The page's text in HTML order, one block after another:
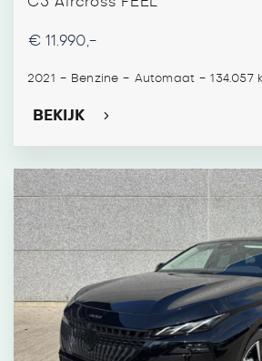
€ 11.990,-
2021 - Benzine - Automaat - 134.057
BEKIJK